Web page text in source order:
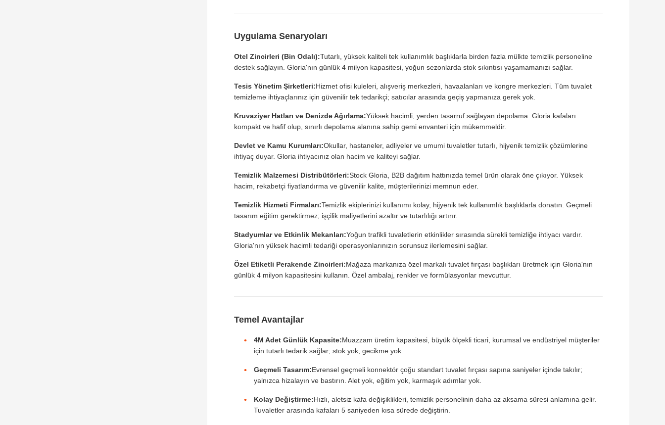
Uygulama Senaryoları
Otel Zincirleri (Bin Odalı):Tutarlı, yüksek kaliteli tek kullanımlık başlıklarla birden fazla mülkte temizlik personeline
destek sağlayın. Gloria'nın günlük 4 milyon kapasitesi, yoğun sezonlarda stok sıkıntısı yaşamamanızı sağlar.
Tesis Yönetim Şirketleri:Hizmet ofisi kuleleri, alışveriş merkezleri, havaalanları ve kongre merkezleri. Tüm tuvalet
temizleme ihtiyaçlarınız için güvenilir tek tedarikçi; satıcılar arasında geçiş yapmanıza gerek yok.
Kruvaziyer Hatları ve Denizde Ağırlama:Yüksek hacimli, yerden tasarruf sağlayan depolama. Gloria kafaları
kompakt ve hafif olup, sınırlı depolama alanına sahip gemi envanteri için mükemmeldir.
Devlet ve Kamu Kurumları:Okullar, hastaneler, adliyeler ve umumi tuvaletler tutarlı, hijyenik temizlik çözümlerine
ihtiyaç duyar. Gloria ihtiyacınız olan hacim ve kaliteyi sağlar.
Temizlik Malzemesi Distribütörleri:Stock Gloria, B2B dağıtım hattınızda temel ürün olarak öne çıkıyor. Yüksek
hacim, rekabetçi fiyatlandırma ve güvenilir kalite, müşterilerinizi memnun eder.
Temizlik Hizmeti Firmaları:Temizlik ekiplerinizi kullanımı kolay, hijyenik tek kullanımlık başlıklarla donatın. Geçmeli
tasarım eğitim gerektirmez; işçilik maliyetlerini azaltır ve tutarlılığı artırır.
Stadyumlar ve Etkinlik Mekanları:Yoğun trafikli tuvaletlerin etkinlikler sırasında sürekli temizliğe ihtiyacı vardır.
Gloria'nın yüksek hacimli tedariği operasyonlarınızın sorunsuz ilerlemesini sağlar.
Özel Etiketli Perakende Zincirleri:Mağaza markanıza özel markalı tuvalet fırçası başlıkları üretmek için Gloria'nın
günlük 4 milyon kapasitesini kullanın. Özel ambalaj, renkler ve formülasyonlar mevcuttur.
Temel Avantajlar
4M Adet Günlük Kapasite:Muazzam üretim kapasitesi, büyük ölçekli ticari, kurumsal ve endüstriyel müşteriler
için tutarlı tedarik sağlar; stok yok, gecikme yok.
Geçmeli Tasarım:Evrensel geçmeli konnektör çoğu standart tuvalet fırçası sapına saniyeler içinde takılır;
yalnızca hizalayın ve bastırın. Alet yok, eğitim yok, karmaşık adımlar yok.
Kolay Değiştirme:Hızlı, aletsiz kafa değişiklikleri, temizlik personelinin daha az aksama süresi anlamına gelir.
Tuvaletler arasında kafaları 5 saniyeden kısa sürede değiştirin.